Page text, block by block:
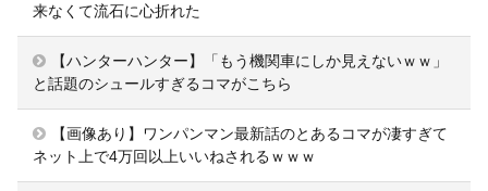
来なくて流石に心折れた
【ハンターハンター】「もう機関車にしか見えないｗｗ」
と話題のシュールすぎるコマがこちら
【画像あり】ワンパンマン最新話のとあるコマが凄すぎて
ネット上で4万回以上いいねされるｗｗｗ